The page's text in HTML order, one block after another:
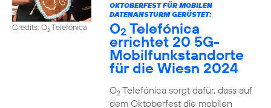
Credits: O2Telefónica
OKTOBERFEST FÜR MOBILEN
DATENANSTURM GERÜSTET:
O2 Telefónica
errichtet 20 5G-
Mobilfunkstandorte
für die Wiesn 2024
O2Telefónica sorgt dafür, dass auf
dem Oktoberfest die mobilen